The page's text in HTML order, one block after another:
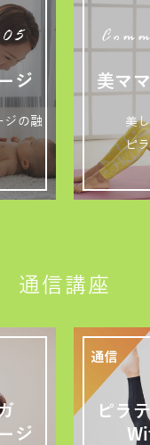
05
ジ
ジの融
美マ
美
ピ
通信講座
ジ
ピラ